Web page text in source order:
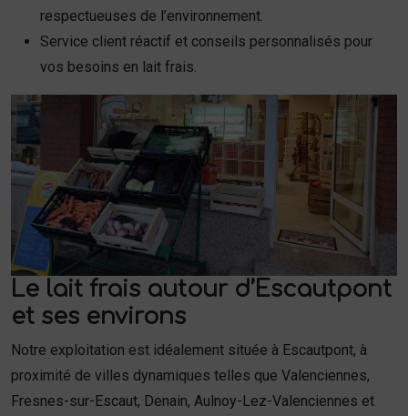
respectueuses de l’environnement.
Service client réactif et conseils personnalisés pour
vos besoins en lait frais.
Le lait frais autour d’Escautpont
et ses environs
Notre exploitation est idéalement située à Escautpont, à
proximité de villes dynamiques telles que Valenciennes,
Fresnes-sur-Escaut, Denain, Aulnoy-Lez-Valenciennes et